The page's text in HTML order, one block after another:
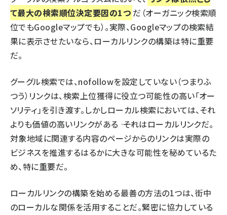
て最大の検索順位決定要因の1つ だ（オーガニック検索順
位でもGoogleマップでも）。実際、Googleマップの検索結
果に表示させたいなら、ローカルリンクの構築は特に重要
だ。
グーグル検索では、nofollowを設定していない（つまりふ
つう）リンクは、検索上位獲得に役立つ可能性の高い「オー
ソリティ」を引き渡す。しかしローカル検索においては、それ
よりも価値の高いリンクがある ―― それはローカルリンクだ。
対象地域に関連する内容のページからのリンクは実際の
ビジネスを推進するはるかに大きな可能性を秘めているた
め、特に重要だ。
ローカルリンクの構築を始める最善の方法の1つは、街中
のローカルな関係を活用することだ。緊密に協力している